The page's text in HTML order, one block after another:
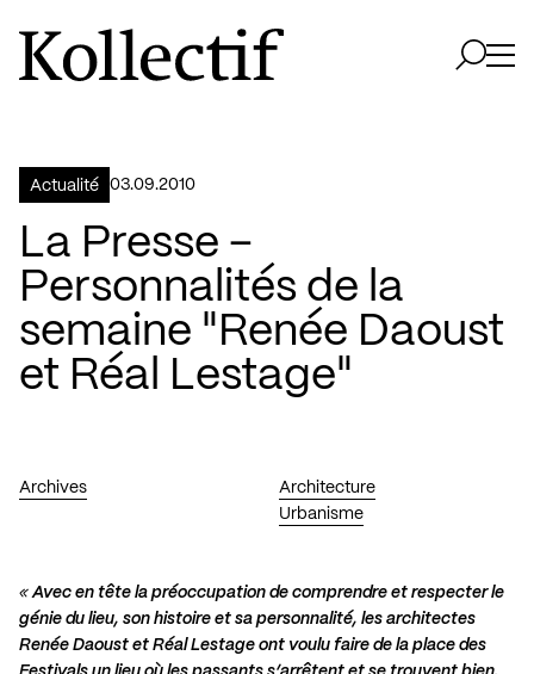
Aller à la page d'accueil
Logo Kollectif
Actualité 03.09.2010
La Presse –
Personnalités de la
semaine "Renée Daoust
et Réal Lestage"
Archives
Architecture
Urbanisme
«Avec en tête la préoccupation de comprendre et respecter le
génie du lieu, son histoire et sa personnalité, les architectes
Renée Daoust et Réal Lestage ont voulu faire de la place des